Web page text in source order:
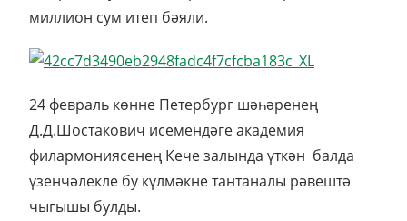
миллион сум итеп бәяли.
24 февраль көнне Петербург шәһәренең
Д.Д.Шостакович исемендәге академия
филармониясенең Кече залында үткән балда
үзенчәлекле бу күлмәкне тантаналы рәвештә
чыгышы булды.